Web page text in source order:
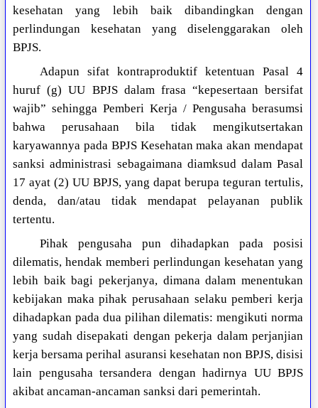
kesehatan yang lebih baik dibandingkan dengan
perlindungan kesehatan yang diselenggarakan oleh
BPJS.
Adapun sifat kontraproduktif ketentuan Pasal 4
huruf (g) UU BPJS dalam frasa “kepesertaan bersifat
wajib” sehingga Pemberi Kerja / Pengusaha berasumsi
bahwa perusahaan bila tidak mengikutsertakan
karyawannya pada BPJS Kesehatan maka akan mendapat
sanksi administrasi sebagaimana diamksud dalam Pasal
17 ayat (2) UU BPJS, yang dapat berupa teguran tertulis,
denda, dan/atau tidak mendapat pelayanan publik
tertentu.
Pihak pengusaha pun dihadapkan pada posisi
dilematis, hendak memberi perlindungan kesehatan yang
lebih baik bagi pekerjanya, dimana dalam menentukan
kebijakan maka pihak perusahaan selaku pemberi kerja
dihadapkan pada dua pilihan dilematis: mengikuti norma
yang sudah disepakati dengan pekerja dalam perjanjian
kerja bersama perihal asuransi kesehatan non BPJS, disisi
lain pengusaha tersandera dengan hadirnya UU BPJS
akibat ancaman-ancaman sanksi dari pemerintah.